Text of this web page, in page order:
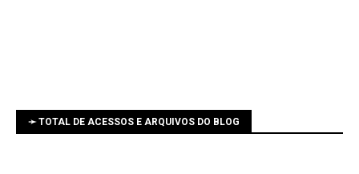
➛ TOTAL DE ACESSOS E ARQUIVOS DO BLOG